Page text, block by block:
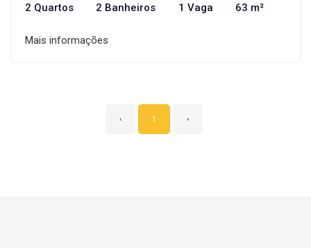
2 Quartos 2 Banheiros 1 Vaga 63 m²
Mais informações
‹ 1 ›